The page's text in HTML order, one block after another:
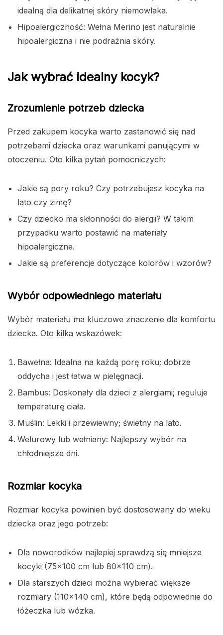
idealną dla delikatnej skóry niemowlaka.
Hipoalergiczność: Wełna Merino jest naturalnie
hipoalergiczna i nie podrażnia skóry.
Jak wybrać idealny kocyk?
Zrozumienie potrzeb dziecka
Przed zakupem kocyka warto zastanowić się nad
potrzebami dziecka oraz warunkami panującymi w
otoczeniu. Oto kilka pytań pomocniczych:
Jakie są pory roku? Czy potrzebujesz kocyka na
lato czy zimę?
Czy dziecko ma skłonności do alergii? W takim
przypadku warto postawić na materiały
hipoalergiczne.
Jakie są preferencje dotyczące kolorów i wzorów?
Wybór odpowiedniego materiału
Wybór materiału ma kluczowe znaczenie dla komfortu
dziecka. Oto kilka wskazówek:
Bawełna: Idealna na każdą porę roku; dobrze
oddycha i jest łatwa w pielęgnacji.
Bambus: Doskonały dla dzieci z alergiami; reguluje
temperaturę ciała.
Muślin: Lekki i przewiewny; świetny na lato.
Welurowy lub wełniany: Najlepszy wybór na
chłodniejsze dni.
Rozmiar kocyka
Rozmiar kocyka powinien być dostosowany do wieku
dziecka oraz jego potrzeb:
Dla noworodków najlepiej sprawdzą się mniejsze
kocyki (75×100 cm lub 80×110 cm).
Dla starszych dzieci można wybierać większe
rozmiary (110×140 cm), które będą odpowiednie do
łóżeczka lub wózka.